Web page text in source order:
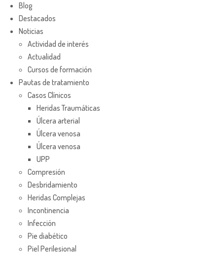
Blog
Destacados
Noticias
Actividad de interés
Actualidad
Cursos de formación
Pautas de tratamiento
Casos Clínicos
Heridas Traumáticas
Úlcera arterial
Úlcera venosa
Úlcera venosa
UPP
Compresión
Desbridamiento
Heridas Complejas
Incontinencia
Infección
Pie diabético
Piel Perilesional